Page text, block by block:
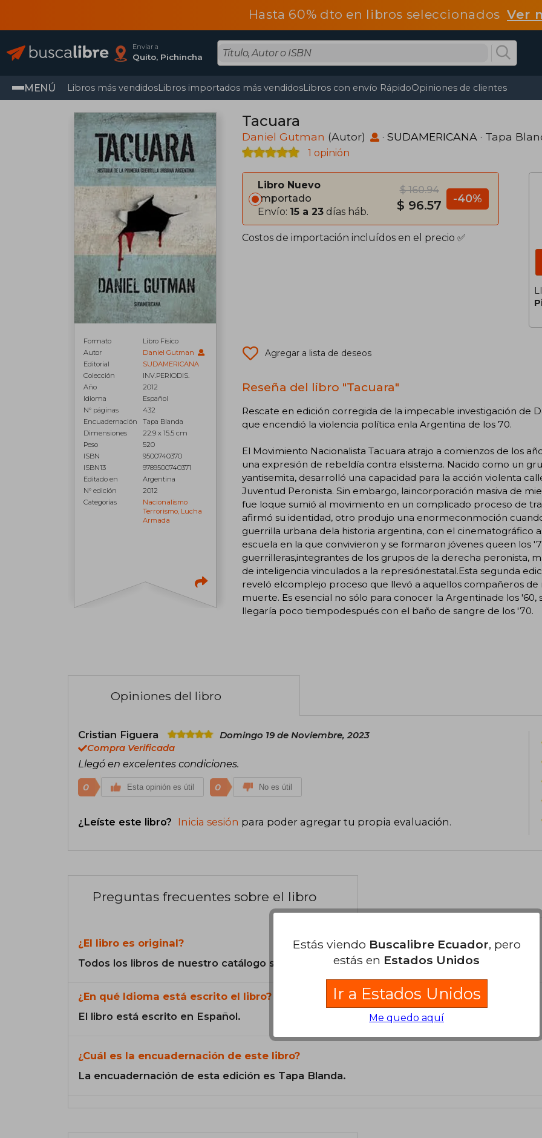
Hasta 60% dto en libros seleccionadosVer
Enviar a
Quito, Pichincha
MENÚ Libros más vendidosLibros importados más vendidosLibros con envío RápidoOpiniones de clientes
Formato
Libro Físico
Autor
Daniel Gutman
Editorial
SUDAMERICANA
Colección
INV.PERIODIS.
Año
2012
Idioma
Español
N° páginas
432
Encuadernación
Tapa Blanda
Dimensiones
22.9 x 15.5 cm
Peso
520
ISBN
9500740370
ISBN13
9789500740371
Editado en
Argentina
N° edición
2012
Categorías
Nacionalismo
Terrorismo, Lucha
Armada
Tacuara
Daniel Gutman (Autor) · SUDAMERICANA · Tapa
1 opinión
Libro Nuevo
Importado
Envío: 15 a 23 días háb.
$ 160.94
$ 96.57 -40%
Costos de importación incluídos en el precio ✅
Agregar a lista de deseos
Reseña del libro "Tacuara"
Rescate en edición corregida de la impecable investigación de
que encendió la violencia política enla Argentina de los 70.
El Movimiento Nacionalista Tacuara atrajo a comienzos de los
una expresión de rebeldía contra elsistema. Nacido como un
yantisemita, desarrolló una capacidad para la acción violenta
Juventud Peronista. Sin embargo, laincorporación masiva de
fue loque sumió al movimiento en un complicado proceso de
afirmó su identidad, otro produjo una enormeconmoción
guerrilla urbana dela historia argentina, con el cinematográfico
escuela en la que convivieron y se formaron jóvenes queen los
guerrilleras,integrantes de los grupos de la derecha peronista,
de inteligencia vinculados a la represiónestatal.Esta segunda
reveló elcomplejo proceso que llevó a aquellos compañeros de
muerte. Es esencial no sólo para conocer la Argentinade los
llegaría poco tiempodespués con el baño de sangre de los '70.
Opiniones del libro
Cristian Figuera
Domingo 19 de Noviembre, 2023
Compra Verificada
Llegó en excelentes condiciones.
0 Esta opinión es útil 0 No es útil
¿Leíste este libro? Inicia sesión para poder agregar tu propia evaluación.
Preguntas frecuentes sobre el libro
¿El libro es original?
Todos los libros de nuestro catálogo son Originales.
¿En qué Idioma está escrito el libro?
El libro está escrito en Español.
¿Cuál es la encuadernación de este libro?
La encuadernación de esta edición es Tapa Blanda.
Estás viendo Buscalibre Ecuador, pero
estás en Estados Unidos
Ir a Estados Unidos
Me quedo aquí